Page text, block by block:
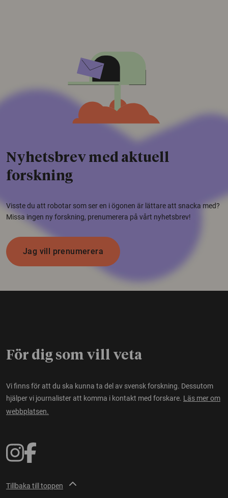
Nyhetsbrev med aktuell
forskning
Visste du att robotar som ser en i ögonen är lättare att snacka med?
Missa ingen ny forskning, prenumerera på vårt nyhetsbrev!
Jag vill prenumerera
För dig som vill veta
Vi finns för att du ska kunna ta del av svensk forskning. Dessutom
hjälper vi journalister att komma i kontakt med forskare. Läs mer om
webbplatsen.
Tillbaka till toppen